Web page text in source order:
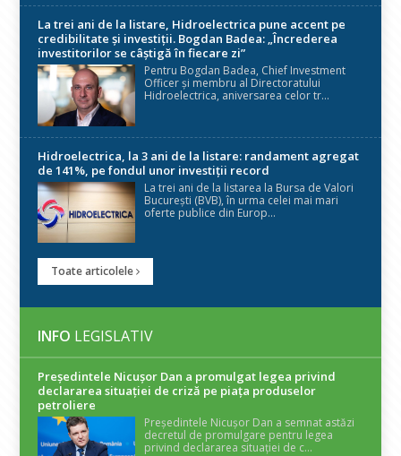
La trei ani de la listare, Hidroelectrica pune accent pe
credibilitate și investiții. Bogdan Badea: „Încrederea
investitorilor se câștigă în fiecare zi”
Pentru Bogdan Badea, Chief Investment
Officer și membru al Directoratului
Hidroelectrica, aniversarea celor tr...
Hidroelectrica, la 3 ani de la listare: randament agregat
de 141%, pe fondul unor investiții record
La trei ani de la listarea la Bursa de Valori
București (BVB), în urma celei mai mari
oferte publice din Europ...
Toate articolele
INFO LEGISLATIV
Președintele Nicuşor Dan a promulgat legea privind
declararea situaţiei de criză pe piaţa produselor
petroliere
Președintele Nicușor Dan a semnat astăzi
decretul de promulgare pentru legea
privind declararea situației de c...